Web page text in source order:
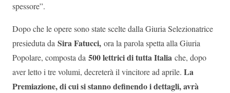
spessore”.
Dopo che le opere sono state scelte dalla Giuria Selezionatrice
presieduta da Sira Fatucci, ora la parola spetta alla Giuria
Popolare, composta da 500 lettrici di tutta Italia che, dopo
aver letto i tre volumi, decreterà il vincitore ad aprile. La
Premiazione, di cui si stanno definendo i dettagli, avrà